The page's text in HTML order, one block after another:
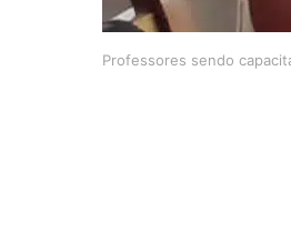
Professores sendo